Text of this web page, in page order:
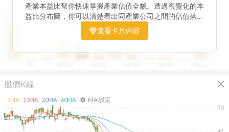
產業本益比幫你快速掌握產業估值全貌。透過視覺化的本
益比分布圖，你可以清楚看出同產業公司之間的估值落
差，了解哪些股票相對被低估、哪些可能已偏貴。從中位
數、本益比範圍到個別公司位置，卡片讓你一眼辨識產業
查看卡片內容
股價K線 close
50
5MA: 10MA: 20MA: 60MA: settings MA 設定